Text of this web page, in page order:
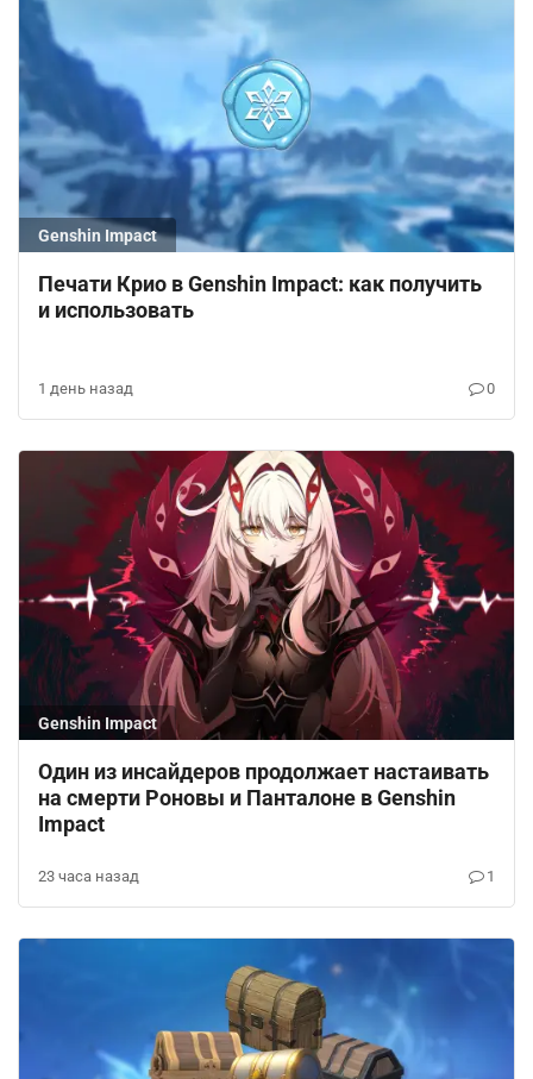
Genshin Impact
Печати Крио в Genshin Impact: как получить
и использовать
1 день назад 0
Genshin Impact
Один из инсайдеров продолжает настаивать
на смерти Роновы и Панталоне в Genshin
Impact
23 часа назад 1